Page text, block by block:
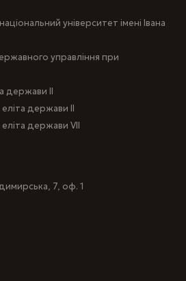
університет імені Івана
управління при
держави II
держави II
держави VII
7, оф. 1